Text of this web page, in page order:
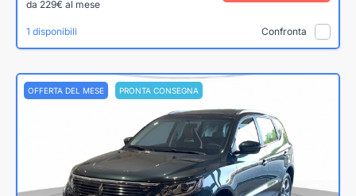
da 229€ al mese
1 disponibili Confronta
OFFERTA DEL MESE PRONTA CONSEGNA